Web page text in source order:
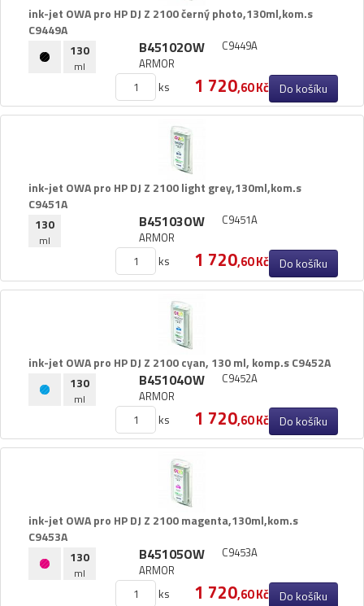
Čisticí prostředky
Textilní stuhy
Kazety pro reg. pokladny a bar.válečky
Ostatní
ink-​jet OWA pro HP DJ Z 2100 černý photo,​130ml,​kom.​s
C9449A
130
ml
B45102OW
ARMOR
C9449A
ks 1 720,60 Kč Do košíku
ink-​jet OWA pro HP DJ Z 2100 light grey,​130ml,​kom.​s
C9451A
130
ml
B45103OW
ARMOR
C9451A
ks 1 720,60 Kč Do košíku
ink-​jet OWA pro HP DJ Z 2100 cyan,​ 130 ml,​ komp.​s C9452A
130
ml
B45104OW
ARMOR
C9452A
ks 1 720,60 Kč Do košíku
ink-​jet OWA pro HP DJ Z 2100 magenta,​130ml,​kom.​s
C9453A
130
ml
B45105OW
ARMOR
C9453A
ks 1 720,60 Kč Do košíku